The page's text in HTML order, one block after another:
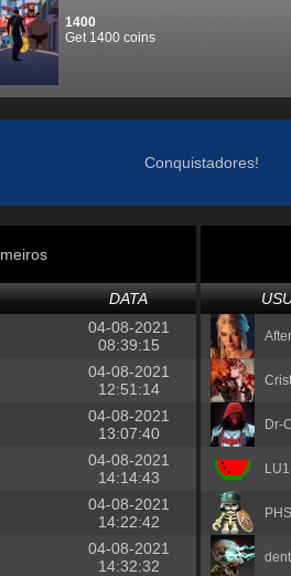
1400
Get 1400 coins
Conquistadores!
DATA
04-08-2021
08:39:15
04-08-2021
12:51:14
04-08-2021
13:07:40
04-08-2021
14:14:43
04-08-2021
14:22:42
04-08-2021
14:32:32
Dr-